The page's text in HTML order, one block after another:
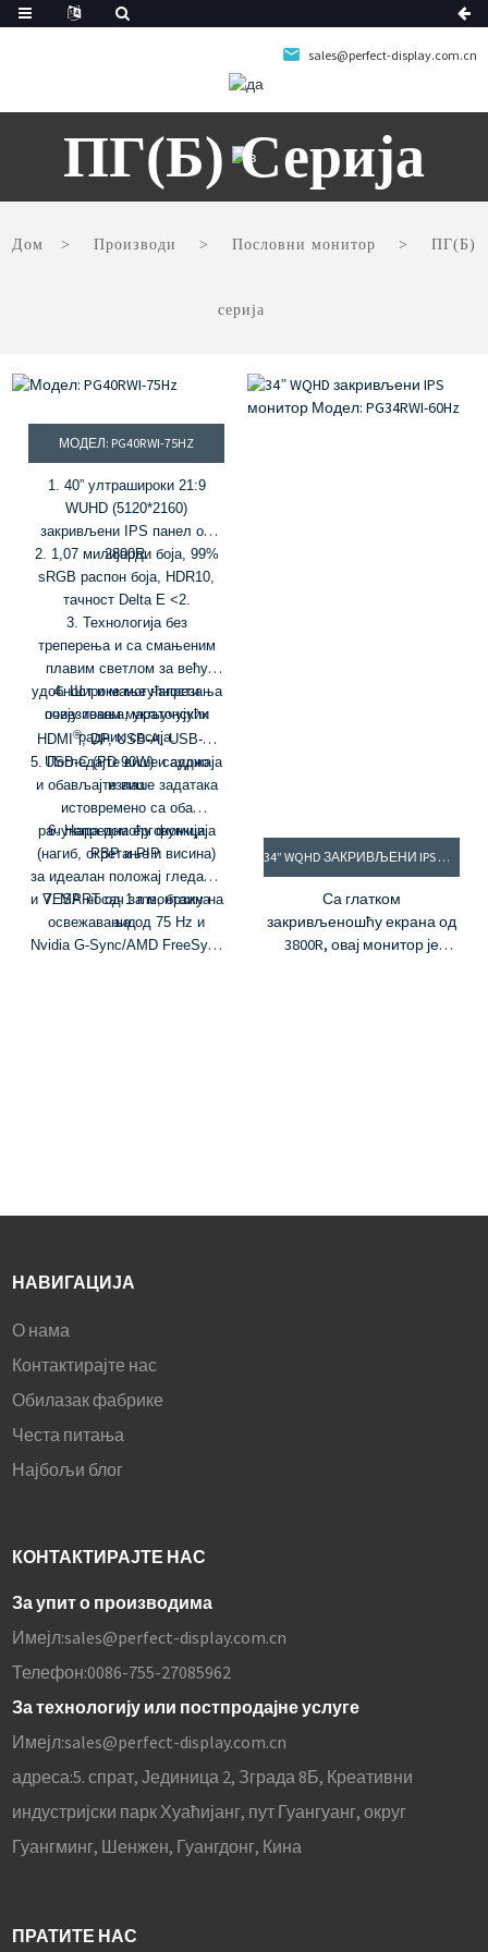
sales@perfect-display.com.cn
ПГ(Б) Серија
Дом Производи Пословни монитор ПГ(Б)
серија
МОДЕЛ: PG40RWI-75HZ
1. 40” ултрашироки 21:9
WUHD (5120*2160)
закривљени IPS панел од
2800R.
2. 1,07 милијарди боја, 99%
sRGB распон боја, HDR10,
тачност Delta E <2.
3. Технологија без
треперења и са смањеним
плавим светлом за већу
удобност и мање напрезања
очију током маратонских
радних сесија.
4. Широке могућности
повезивања, укључујући
HDMI ®, DP, USB-A, USB-B,
USB-C (PD 90W) и аудио
излаз
5. Погледајте више садржаја
и обављајте више задатака
истовремено са оба
рачунара помоћу функција
PBP и PIP.
6. Напредна ергономија
(нагиб, окретање и висина)
за идеалан положај гледања
и VESA носач за монтажу на
зид.
7. MPRT од 1 ms, брзина
освежавања од 75 Hz и
Nvidia G-Sync/AMD FreeSync
34” WQHD ЗАКРИВЉЕНИ IPS МОНИТОР МОДЕЛ: PG34RWI-60HZ
Са глатком
закривљеношћу екрана од
3800R, овај монитор је
милијарди боја, пружајући
НАВИГАЦИЈА
О нама
Контактирајте нас
Обилазак фабрике
Честа питања
Најбољи блог
КОНТАКТИРАЈТЕ НАС
За упит о производима
Имејл:sales@perfect-display.com.cn
Телефон:0086-755-27085962
За технологију или постпродајне услуге
Имејл:sales@perfect-display.com.cn
адреса:5. спрат, Јединица 2, Зграда 8Б, Креативни
индустријски парк Хуаћијанг, пут Гуангуанг, округ
Гуангминг, Шенжен, Гуангдонг, Кина
ПРАТИТЕ НАС